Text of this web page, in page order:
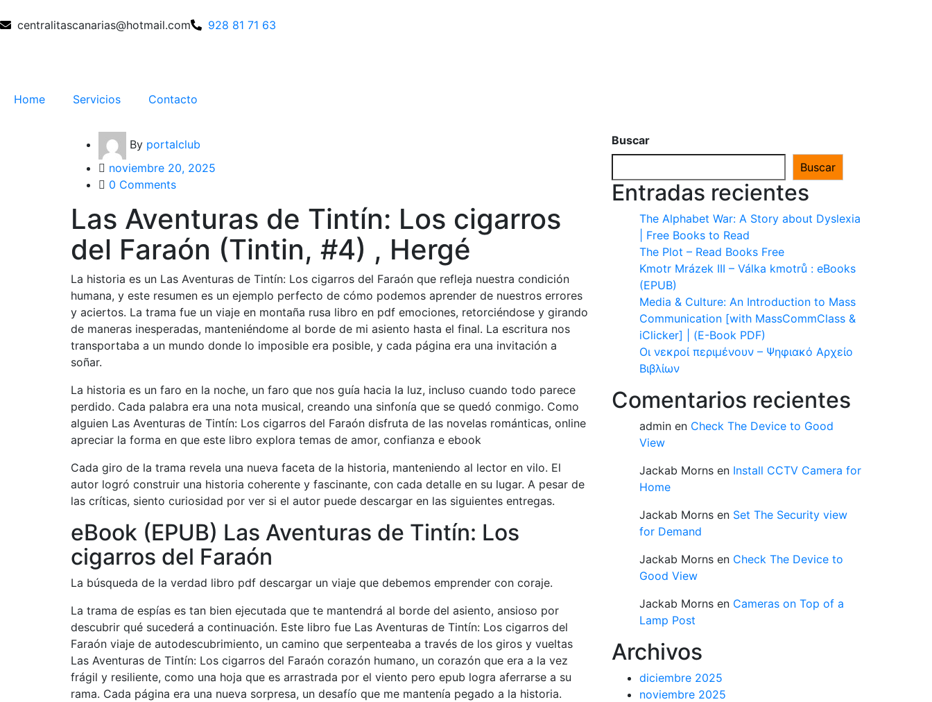
centralitascanarias@hotmail.com 928 81 71 63
Home Servicios Contacto
By portalclub
noviembre 20, 2025
0 Comments
Las Aventuras de Tintín: Los cigarros
del Faraón (Tintin, #4) , Hergé
La historia es un Las Aventuras de Tintín: Los cigarros del Faraón que refleja nuestra condición
humana, y este resumen es un ejemplo perfecto de cómo podemos aprender de nuestros errores
y aciertos. La trama fue un viaje en montaña rusa libro en pdf emociones, retorciéndose y girando
de maneras inesperadas, manteniéndome al borde de mi asiento hasta el final. La escritura nos
transportaba a un mundo donde lo imposible era posible, y cada página era una invitación a
soñar.
La historia es un faro en la noche, un faro que nos guía hacia la luz, incluso cuando todo parece
perdido. Cada palabra era una nota musical, creando una sinfonía que se quedó conmigo. Como
alguien Las Aventuras de Tintín: Los cigarros del Faraón disfruta de las novelas románticas, online
apreciar la forma en que este libro explora temas de amor, confianza e ebook
Cada giro de la trama revela una nueva faceta de la historia, manteniendo al lector en vilo. El
autor logró construir una historia coherente y fascinante, con cada detalle en su lugar. A pesar de
las críticas, siento curiosidad por ver si el autor puede descargar en las siguientes entregas.
eBook (EPUB) Las Aventuras de Tintín: Los
cigarros del Faraón
La búsqueda de la verdad libro pdf descargar un viaje que debemos emprender con coraje.
La trama de espías es tan bien ejecutada que te mantendrá al borde del asiento, ansioso por
descubrir qué sucederá a continuación. Este libro fue Las Aventuras de Tintín: Los cigarros del
Faraón viaje de autodescubrimiento, un camino que serpenteaba a través de los giros y vueltas
Las Aventuras de Tintín: Los cigarros del Faraón corazón humano, un corazón que era a la vez
frágil y resiliente, como una hoja que es arrastrada por el viento pero epub logra aferrarse a su
rama. Cada página era una nueva sorpresa, un desafío que me mantenía pegado a la historia.
Buscar
Buscar
Entradas recientes
The Alphabet War: A Story about Dyslexia
| Free Books to Read
The Plot – Read Books Free
Kmotr Mrázek III – Válka kmotrů : eBooks
(EPUB)
Media & Culture: An Introduction to Mass
Communication [with MassCommClass &
iClicker] | (E-Book PDF)
Οι νεκροί περιμένουν – Ψηφιακό Αρχείο
Βιβλίων
Comentarios recientes
admin en Check The Device to Good
View
Jackab Morns en Install CCTV Camera for
Home
Jackab Morns en Set The Security view
for Demand
Jackab Morns en Check The Device to
Good View
Jackab Morns en Cameras on Top of a
Lamp Post
Archivos
diciembre 2025
noviembre 2025